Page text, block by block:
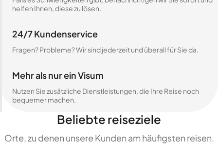
helfen Ihnen, diese zu lösen.
24/7 Kundenservice
Fragen? Probleme? Wir sind jederzeit und überall für Sie da.
Mehr als nur ein Visum
Nutzen Sie zusätzliche Dienstleistungen, die Ihre Reise noch
bequemer machen.
Beliebte reiseziele
Orte, zu denen unsere Kunden am häufigsten reisen.